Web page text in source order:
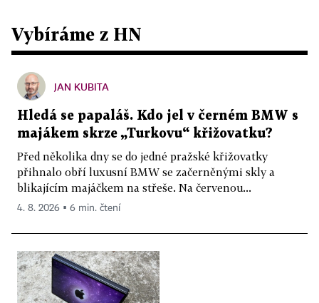
Vybíráme z HN
JAN KUBITA
Hledá se papaláš. Kdo jel v černém BMW s
majákem skrze „Turkovu“ křižovatku?
Před několika dny se do jedné pražské křižovatky
přihnalo obří luxusní BMW se začerněnými skly a
blikajícím majáčkem na střeše. Na červenou...
4. 8. 2026 ▪ 6 min. čtení